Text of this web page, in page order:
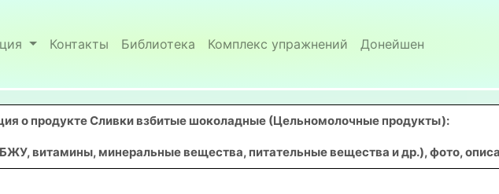
Контакты Библиотека Комплекс упражнений Донейшен
о продукте Сливки взбитые шоколадные (Цельномолочные продукты):
витамины, минеральные вещества, питательные вещества и др.), фото,